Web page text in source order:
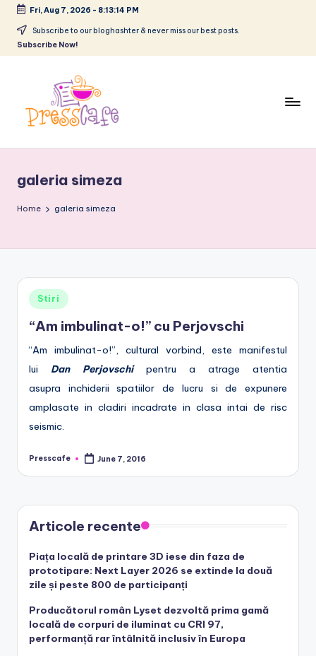
Skip
Fri, Aug 7, 2026 - 8:13:15 PM
Subscribe to our bloghashter & never miss our best posts.
Subscribe Now!
e
s
a
f
e
.
r
o
urbane
galeria simeza
Home galeria simeza
Posted
Stiri
“Am imbulinat-o!” cu Perjovschi
“Am imbulinat-o!”, cultural vorbind, este manifestul
lui Dan Perjovschipentru a atrage atentia
asupra inchiderii spatiilor de lucru si de expunere
amplasate in cladiri incadrate in clasa intai de risc
seismic.
Posted
Presscafe June 7, 2016
Articole recente
Piața locală de printare 3D iese din faza de
prototipare: Next Layer 2026 se extinde la două
zile și peste 800 de participanți
Producătorul român Lyset dezvoltă prima gamă
locală de corpuri de iluminat cu CRI 97,
performanță rar întâlnită inclusiv în Europa